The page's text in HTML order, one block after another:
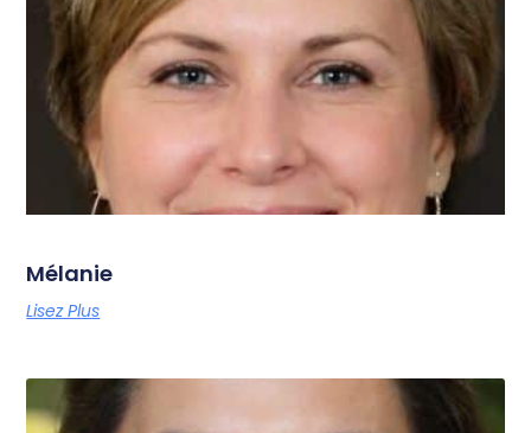
Mélanie
Lisez Plus